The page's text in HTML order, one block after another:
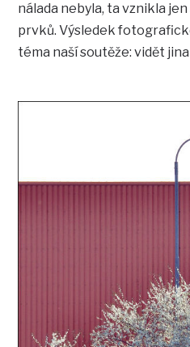
nálada nebyla, ta vznikla
prvků. Výsledek
téma naší soutěže: vidět